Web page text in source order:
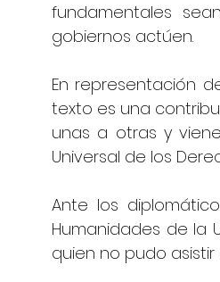
fundamentales
gobiernos actúen.
En representación
texto es una
unas a otras y
Universal de los
Ante los
Humanidades de la
quien no pudo